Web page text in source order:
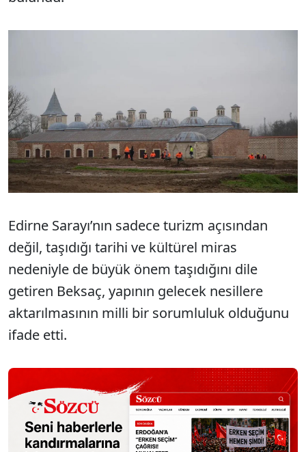
Edirne Sarayı’nın sadece turizm açısından
değil, taşıdığı tarihi ve kültürel miras
nedeniyle de büyük önem taşıdığını dile
getiren Beksaç, yapının gelecek nesillere
aktarılmasının milli bir sorumluluk olduğunu
ifade etti.